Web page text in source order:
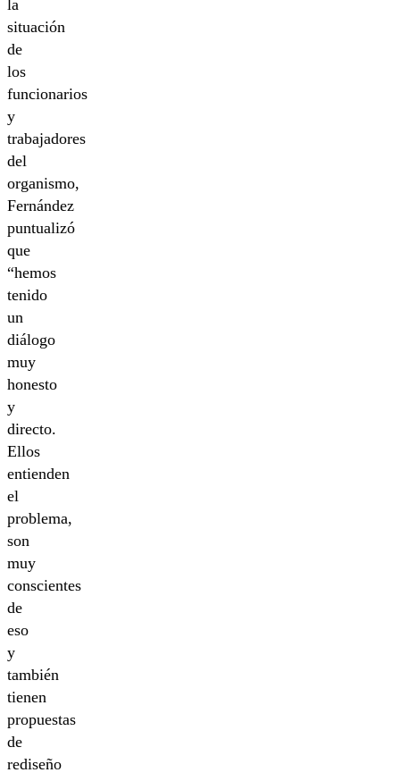
la
situación
de
los
funcionarios
y
trabajadores
del
organismo,
Fernández
puntualizó
que
“hemos
tenido
un
diálogo
muy
honesto
y
directo.
Ellos
entienden
el
problema,
son
muy
conscientes
de
eso
y
también
tienen
propuestas
de
rediseño